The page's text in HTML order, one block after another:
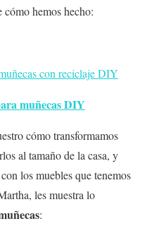
cómo hemos hecho:
con reciclaje DIY
muñecas DIY
cómo transformamos
al tamaño de la casa, y
los muebles que tenemos
les muestra lo
: